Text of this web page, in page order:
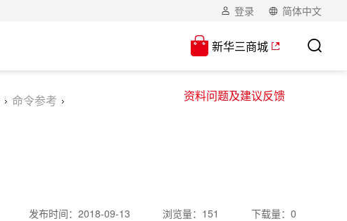
登录 简体中文
新华三商城
资料问题及建议反馈
命令参考
发布时间： 2018-09-13 浏览量： 151 下载量： 0